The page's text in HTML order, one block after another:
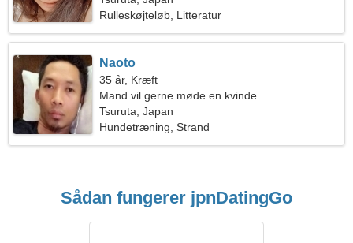
Rulleskøjteløb, Litteratur
Naoto
35 år, Kræft
Mand vil gerne møde en kvinde
Tsuruta, Japan
Hundetræning, Strand
Sådan fungerer jpnDatingGo